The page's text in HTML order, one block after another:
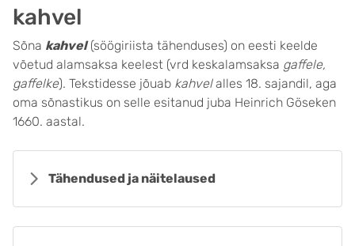
kahvel
Sõna kahvel(söögiriista tähenduses) on eesti keelde
võetud alamsaksa keelest (vrd keskalamsaksa gaffele,
gaffelke). Tekstidesse jõuab kahvelalles 18. sajandil, aga
oma sõnastikus on selle esitanud juba Heinrich Göseken
1660. aastal.
Tähendused ja näitelaused